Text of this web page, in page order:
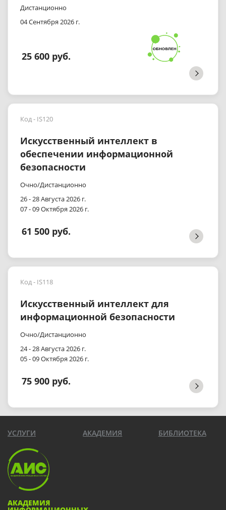
Дистанционно
04 Сентября 2026 г.
25 600 руб.
Код - IS120
Искусственный интеллект в
обеспечении информационной
безопасности
Очно/Дистанционно
26 - 28 Августа 2026 г.
07 - 09 Октября 2026 г.
61 500 руб.
Код - IS118
Искусственный интеллект для
информационной безопасности
Очно/Дистанционно
24 - 28 Августа 2026 г.
05 - 09 Октября 2026 г.
75 900 руб.
УСЛУГИ АКАДЕМИЯ БИБЛИОТЕКА
АКАДЕМИЯ